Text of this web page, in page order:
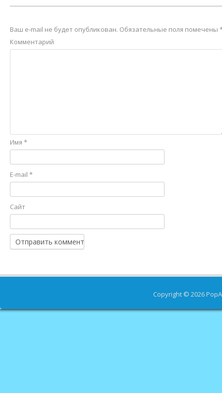
Ваш e-mail не будет опубликован. Обязательные поля помечены
Комментарий
Имя *
E-mail *
Сайт
Copyright © 2026